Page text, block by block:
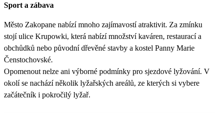
Sport a zábava
Město Zakopane nabízí mnoho zajímavostí atraktivit. Za zmínku
stojí ulice Krupowki, která nabízí množství kaváren, restaurací a
obchůdků nebo původní dřevěné stavby a kostel Panny Marie
Čenstochovské.
Opomenout nelze ani výborné podmínky pro sjezdové lyžování. V
okolí se nachází několik lyžařských areálů, ze kterých si vybere
začátečník i pokročilý lyžař.